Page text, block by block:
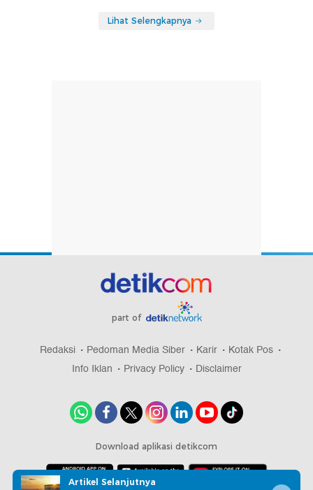
Lihat Selengkapnya
part of
Redaksi Pedoman Media Siber Karir
Kotak Pos
Info Iklan
Privacy Policy Disclaimer
Download aplikasi detikcom
Artikel Selanjutnya